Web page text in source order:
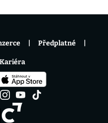
Předplatné
Kariéra